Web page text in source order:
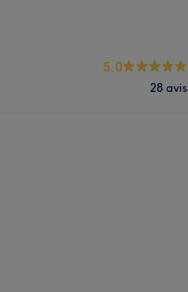
5.0
28 avis